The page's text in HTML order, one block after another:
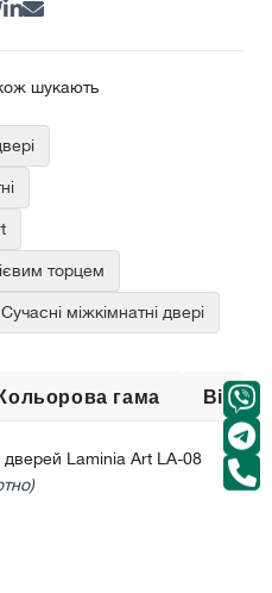
шукають
торцем
Сучасні міжкімнатні двері
гама
дверей Laminia Art LA-08